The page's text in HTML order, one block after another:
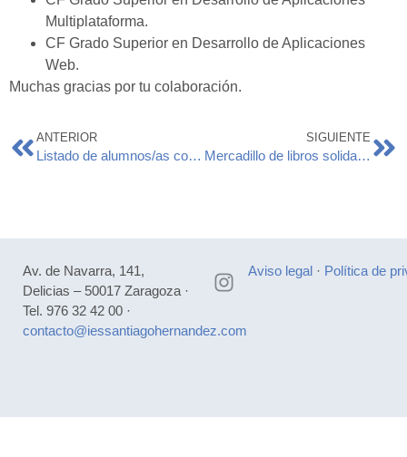
Multiplataforma.
CF Grado Superior en Desarrollo de Aplicaciones
Web.
Muchas gracias por tu colaboración.
ANTERIOR
Listado de alumnos/as con movilidades de Erasmus+ Superior.
SIGUIENTE
Mercadillo de libros solidario
Av. de Navarra, 141,
Delicias – 50017 Zaragoza ·
Tel. 976 32 42 00 ·
contacto@iessantiagohernandez.com
Aviso legal· Política de